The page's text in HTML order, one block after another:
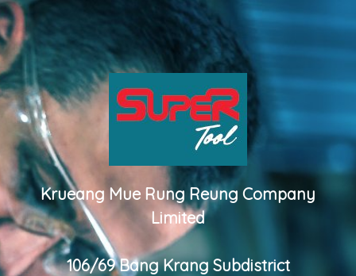
Krueang Mue Rung Reung Company
Limited
106/69 Bang Krang Subdistrict